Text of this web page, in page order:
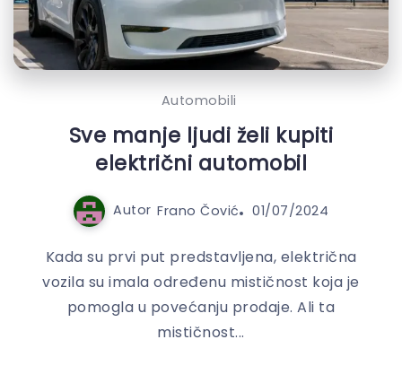
Automobili
Sve manje ljudi želi kupiti
električni automobil
Autor Frano Čović 01/07/2024
Kada su prvi put predstavljena, električna
vozila su imala određenu mističnost koja je
pomogla u povećanju prodaje. Ali ta
mističnost...